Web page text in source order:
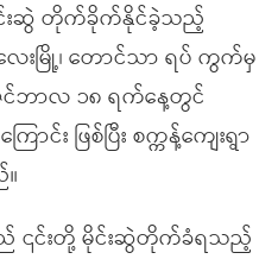
းဆွဲ တိုက်ခိုက်နိုင်ခဲ့သည့်
းမြို့၊ တောင်သာ ရပ် ကွက်မှ
ဘာလ ၁၈ ရက်နေ့တွင်
ာင်း ဖြစ်ပြီး စက္ကန့်ကျေးရွာ
ည် ၎င်းတို့ မိုင်းဆွဲတိုက်ခံရသည့်